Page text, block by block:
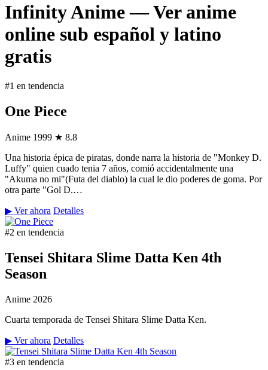
Infinity Anime — Ver anime
online sub español y latino
gratis
#1 en tendencia
One Piece
Anime 1999 ★ 8.8
Una historia épica de piratas, donde narra la historia de "Monkey D.
Luffy" quien cuado tenia 7 años, comió accidentalmente una
"Akuma no mi"(Futa del diablo) la cual le dio poderes de goma. Por
otra parte "Gol D.…
▶ Ver ahora Detalles
#2 en tendencia
Tensei Shitara Slime Datta Ken 4th
Season
Anime 2026
Cuarta temporada de Tensei Shitara Slime Datta Ken.
▶ Ver ahora Detalles
#3 en tendencia